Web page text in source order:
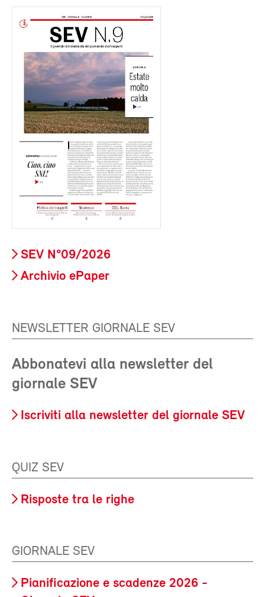
SEV N°09/2026
Archivio ePaper
NEWSLETTER GIORNALE SEV
Abbonatevi alla newsletter del
giornale SEV
Iscriviti alla newsletter del giornale SEV
QUIZ SEV
Risposte tra le righe
GIORNALE SEV
Pianificazione e scadenze 2026 -